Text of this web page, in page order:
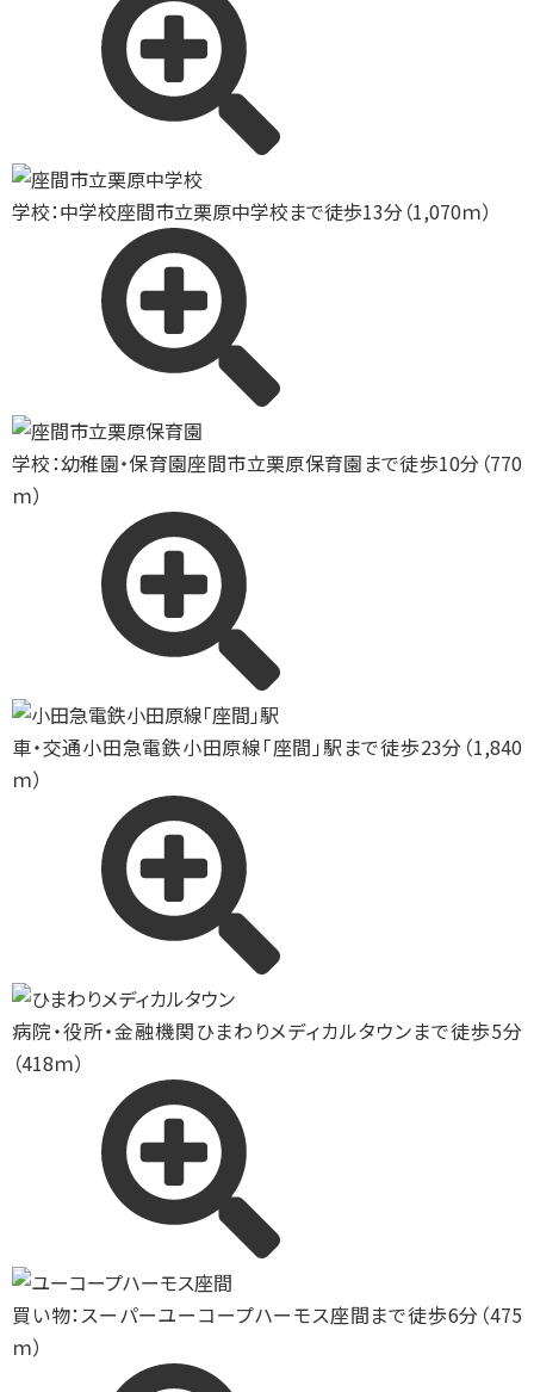
学校：中学校座間市立栗原中学校まで徒歩13分（1,070ｍ）
学校：幼稚園・保育園座間市立栗原保育園まで徒歩10分（770
ｍ）
車・交通小田急電鉄小田原線「座間」駅まで徒歩23分（1,840
ｍ）
病院・役所・金融機関ひまわりメディカルタウンまで徒歩5分
（418ｍ）
買い物：スーパーユーコープハーモス座間まで徒歩6分（475
ｍ）